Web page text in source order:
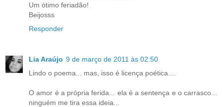
Um ótimo feriadão!
Beijosss
Responder
Lia Araújo 9 de março de 2011 às 02:50
Lindo o poema... mas, isso é licença poética....
O amor é a própria ferida... ela é a sentença e o carrasco...
ninguém me tira essa ideia...